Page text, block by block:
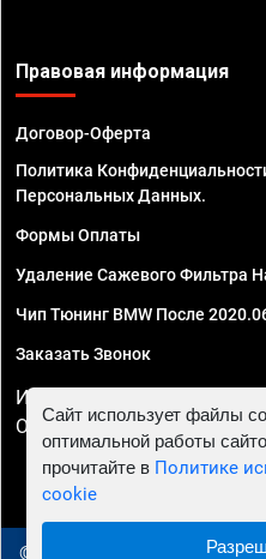
Правовая информация
Договор-Оферта
Политика
Персональных Данных.
Формы Оплаты
Удаление Сажевого Фильтра
Чип Тюнинг BMW После
Заказать Звонок
ИП Смирнов Георгий
ОГРНИП 324470400032610
© 2010 - 2026 Чип тюнинг
Сайт использует файлы
оптимальной работы
прочитайте в Политике
cookie